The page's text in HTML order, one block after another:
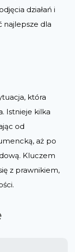
działań i
najlepsze dla
która
Istnieje kilka
od
aż po
Kluczem
z prawnikiem,